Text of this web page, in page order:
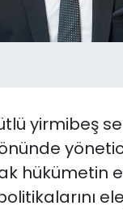
yirmibeş
hükümetin